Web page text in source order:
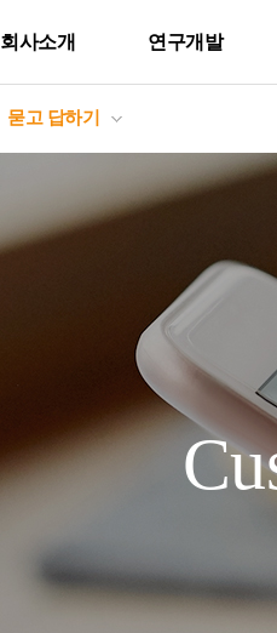
회사소개 연구개발
묻고 답하기